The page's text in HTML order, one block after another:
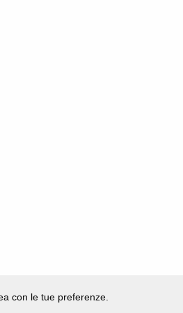
con le tue preferenze.